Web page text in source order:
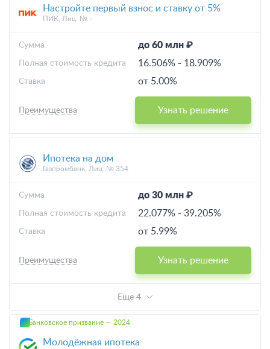
Настройте первый взнос и ставку от 5%
ПИК, Лиц. № -
до 60 млн ₽
Cумма
16.506% - 18.909%
Полная стоимость кредита
от 5.00%
Ставка
Узнать решение
Преимущества
Ипотека на дом
Газпромбанк, Лиц. № 354
до 30 млн ₽
Cумма
22.077% - 39.205%
Полная стоимость кредита
от 5.99%
Ставка
Узнать решение
Преимущества
Еще 4
Банковское призвание — 2024
Молодёжная ипотека